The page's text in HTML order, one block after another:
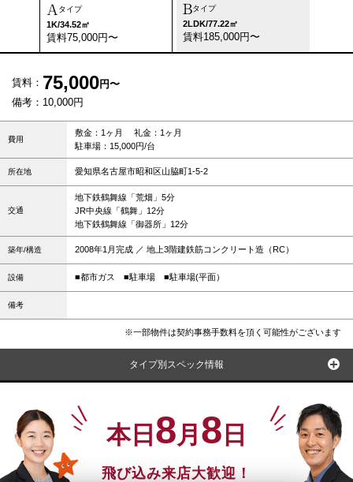
A タイプ
1K/34.52㎡
賃料75,000円〜
Bタイプ
2LDK/77.22㎡
賃料185,000円〜
賃料： 75,000円〜
備考：10,000円
費用
敷金：1ヶ月 礼金：1ヶ月
駐車場：15,000円/台
所在地 愛知県名古屋市昭和区山脇町1-5-2
交通
地下鉄鶴舞線「荒畑」5分
JR中央線「鶴舞」12分
地下鉄鶴舞線「御器所」12分
築年/構造 2008年1月完成 ／ 地上3階建鉄筋コンクリート造（RC）
設備 ■都市ガス ■駐車場 ■駐車場(平面）
備考
※一部物件は契約事務手数料を頂く可能性がございます
タイプ別スペック情報
本日 8月 8 日
飛び込み来店大歓迎！